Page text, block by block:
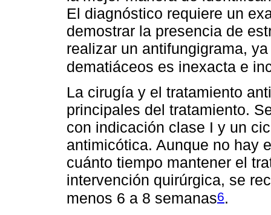
El diagnóstico requiere un
demostrar la presencia de
realizar un antifungigrama,
dematiáceos es inexacta e
La cirugía y el tratamiento
principales del tratamiento.
con indicación clase I y un
antimicótica. Aunque no hay
cuánto tiempo mantener el
intervención quirúrgica, se
menos 6 a 8 semanas6.